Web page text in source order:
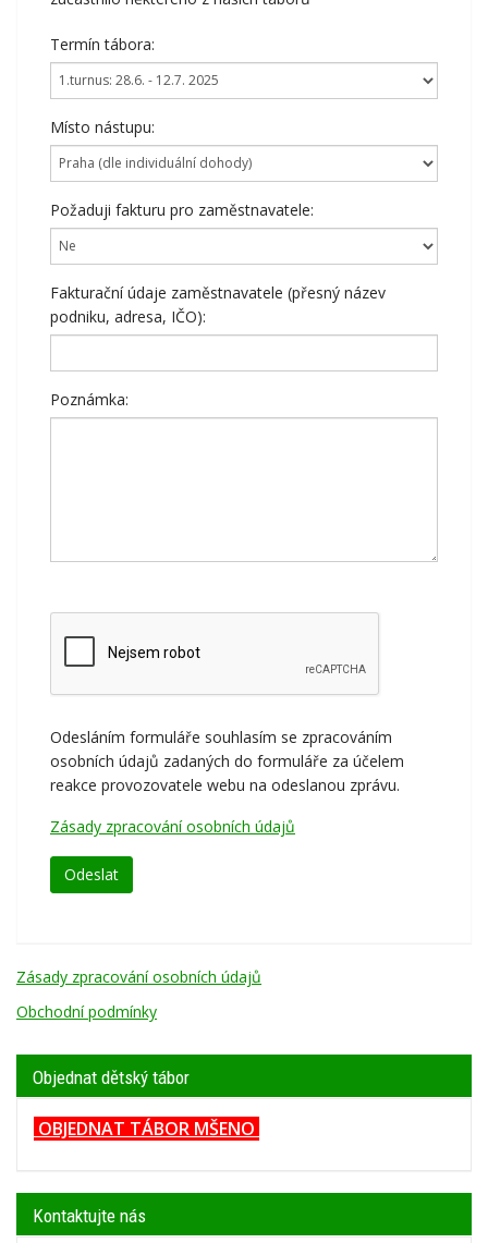
Termín tábora:
Místo nástupu:
Požaduji fakturu pro zaměstnavatele:
Fakturační údaje zaměstnavatele (přesný název
podniku, adresa, IČO):
Poznámka:
Odesláním formuláře souhlasím se zpracováním
osobních údajů zadaných do formuláře za účelem
reakce provozovatele webu na odeslanou zprávu.
Zásady zpracování osobních údajů
Zásady zpracování osobních údajů
Obchodní podmínky
Objednat dětský tábor
OBJEDNAT TÁBOR MŠENO
Kontaktujte nás